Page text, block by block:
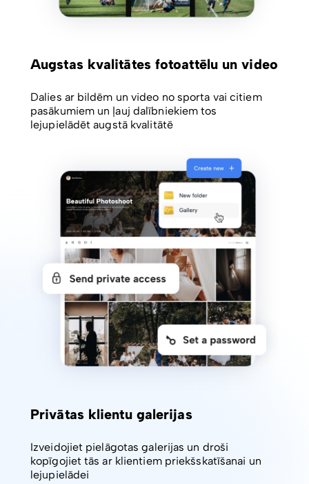
Augstas kvalitātes fotoattēlu un video
Dalies ar bildēm un video no sporta vai citiem
pasākumiem un ļauj dalībniekiem tos
lejupielādēt augstā kvalitātē
Privātas klientu galerijas
Izveidojiet pielāgotas galerijas un droši
kopīgojiet tās ar klientiem priekšskatīšanai un
lejupielādei